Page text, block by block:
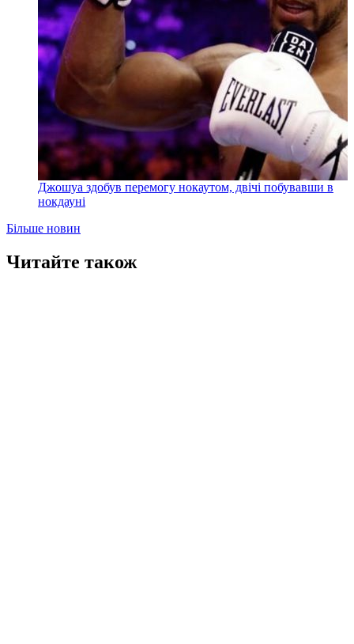
Джошуа здобув перемогу нокаутом, двічі побувавши в
нокдауні
Більше новин
Читайте також